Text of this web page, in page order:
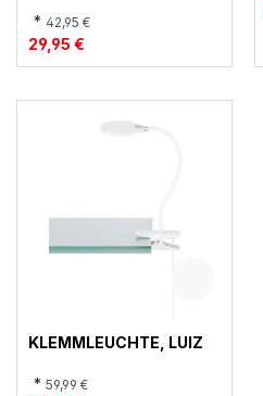
* 42,95 €
29,95 €
KLEMMLEUCHTE, LUIZ
* 59,99 €